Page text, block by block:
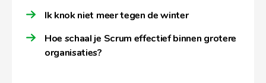
Ik knok niet meer tegen de winter
Hoe schaal je Scrum effectief binnen grotere
organisaties?